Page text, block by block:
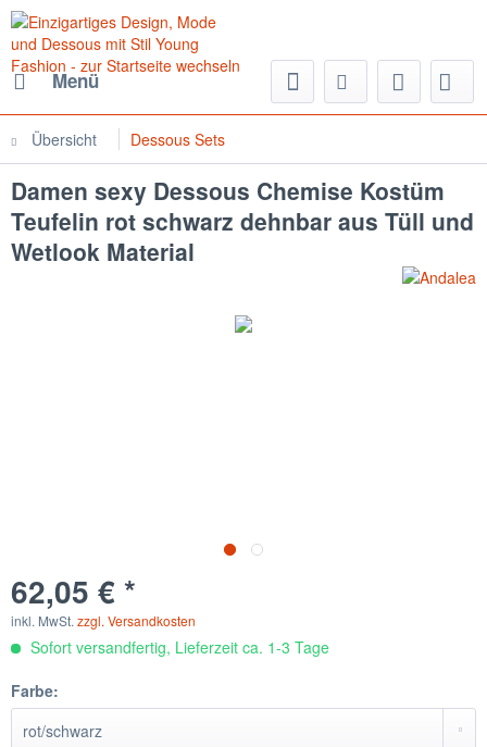
Menü
Übersicht Dessous Sets
Damen sexy Dessous Chemise Kostüm
Teufelin rot schwarz dehnbar aus Tüll und
Wetlook Material
62,05 € *
inkl. MwSt. zzgl. Versandkosten
Sofort versandfertig, Lieferzeit ca. 1-3 Tage
Farbe: